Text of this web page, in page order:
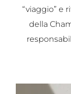
“viaggio” e
della